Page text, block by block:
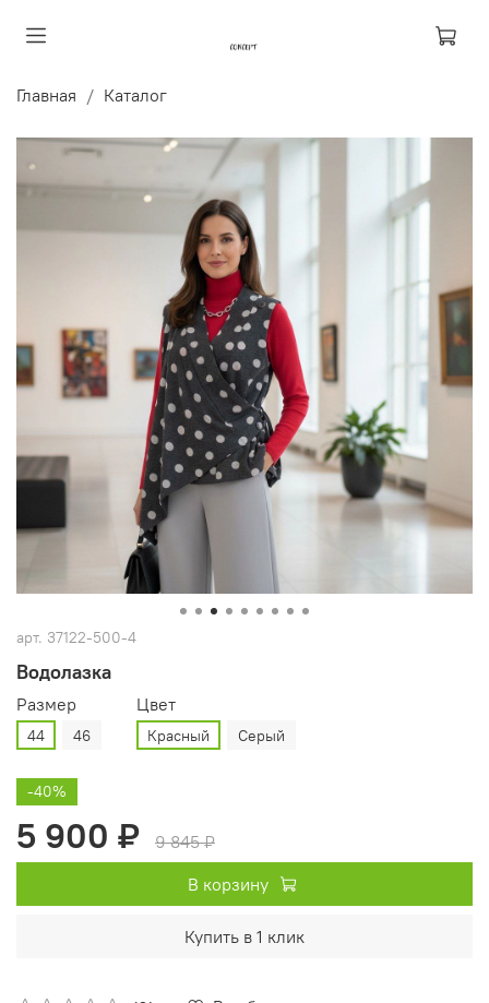
Главная Каталог
арт. 37122-500-4
Водолазка
Размер
44 46
Цвет
Красный Серый
-40%
5 900 ₽
9 845 ₽
В корзину
Купить в 1 клик